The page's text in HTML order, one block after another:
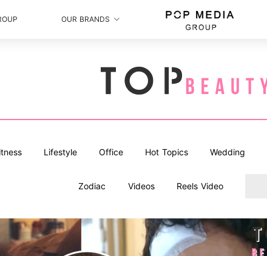
OUR BRANDS
Lifestyle Office Hot Topics Wedding
Zodiac Videos Reels Video